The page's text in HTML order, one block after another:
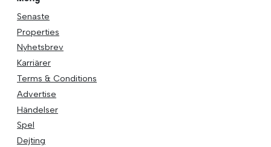
Senaste
Properties
Nyhetsbrev
Karriärer
Terms & Conditions
Advertise
Händelser
Spel
Dejting